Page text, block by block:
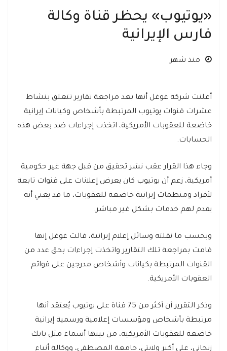
«يوتيوب» يحظر قناة وكالة
فارس الإيرانية
منذ شهر
أعلنت شركة غوغل أنها بعد مراجعة تقارير تتعلق بنشاط
عشرات قنوات يوتيوب المرتبطة بأشخاص وكيانات إيرانية
خاضعة للعقوبات الأمريكية، اتخذت إجراءات ضد بعض هذه
الحسابات.
وجاء هذا القرار عقب نشر تحقيق من قبل جهة غير حكومية
أمريكية، زعم أن يوتيوب كان يعرض إعلانات على قنوات تابعة
لأفراد ومنظمات إيرانية خاضعة للعقوبات، ما قد يعني أنه
يقدم لهم خدمات بشكل غير مباشر.
وبحسب ما نقلته وسائل إعلام إيرانية، قالت غوغل إنها
قامت بمراجعة تلك التقارير واتخذت إجراءات بحق عدد من
القنوات المرتبطة بكيانات وأشخاص مدرجين على قوائم
العقوبات الأمريكية.
وذكر التقرير أن أكثر من 75 قناة على يوتيوب يُعتقد أنها
مرتبطة بأشخاص ومؤسسات إعلامية ورسمية إيرانية
خاضعة للعقوبات الأمريكية، من بينها أسماء مثل بابك
زنجاني، علي أكبر ولايتي، جامعة المصطفى، ووكالة أنباء